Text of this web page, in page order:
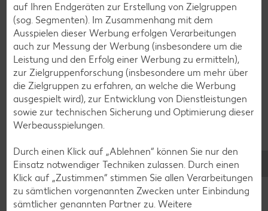
Bowle-Rezepte
Cocktail-Rezepte
Avocado-Rezepte
Erdbeer-Rezepte
Blaubeer-Rezepte
Bananen-Rezepte
Zurück zu allen Rezepten
auf Ihren Endgeräten zur Erstellung von Zielgruppen
(sog. Segmenten). Im Zusammenhang mit dem
Ausspielen dieser Werbung erfolgen Verarbeitungen
auch zur Messung der Werbung (insbesondere um die
Leistung und den Erfolg einer Werbung zu ermitteln),
zur Zielgruppenforschung (insbesondere um mehr über
die Zielgruppen zu erfahren, an welche die Werbung
ausgespielt wird), zur Entwicklung von Dienstleistungen
sowie zur technischen Sicherung und Optimierung dieser
Werbeausspielungen.
Durch einen Klick auf „Ablehnen“ können Sie nur den
Einsatz notwendiger Techniken zulassen. Durch einen
Klick auf „Zustimmen“ stimmen Sie allen Verarbeitungen
zu sämtlichen vorgenannten Zwecken unter Einbindung
sämtlicher genannten Partner zu. Weitere